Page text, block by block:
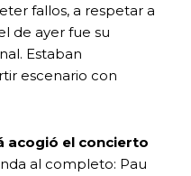
fallos, a respetar a
de ayer fue su
Estaban
escenario con
acogió el concierto
al completo: Pau